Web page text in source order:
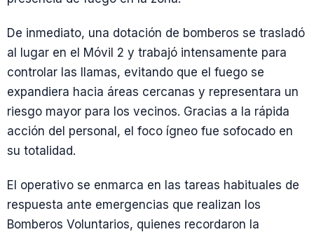
De inmediato, una dotación de bomberos se trasladó
al lugar en el Móvil 2 y trabajó intensamente para
controlar las llamas, evitando que el fuego se
expandiera hacia áreas cercanas y representara un
riesgo mayor para los vecinos. Gracias a la rápida
acción del personal, el foco ígneo fue sofocado en
su totalidad.
El operativo se enmarca en las tareas habituales de
respuesta ante emergencias que realizan los
Bomberos Voluntarios, quienes recordaron la